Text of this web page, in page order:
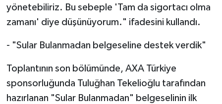
yönetebiliriz. Bu sebeple 'Tam da sigortacı olma
zamanı' diye düşünüyorum." ifadesini kullandı.
- "Sular Bulanmadan belgeseline destek verdik"
Toplantının son bölümünde, AXA Türkiye
sponsorluğunda Tuluğhan Tekelioğlu tarafından
hazırlanan "Sular Bulanmadan" belgeselinin ilk